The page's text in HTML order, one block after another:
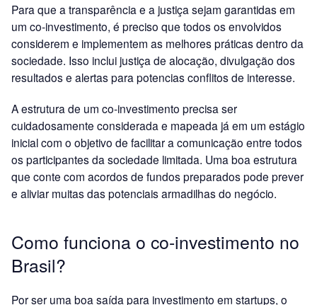
Para que a transparência e a justiça sejam garantidas em
um co-investimento, é preciso que todos os envolvidos
considerem e implementem as melhores práticas dentro da
sociedade. Isso inclui justiça de alocação, divulgação dos
resultados e alertas para potencias conflitos de interesse.
A estrutura de um co-investimento precisa ser
cuidadosamente considerada e mapeada já em um estágio
inicial com o objetivo de facilitar a comunicação entre todos
os participantes da sociedade limitada. Uma boa estrutura
que conte com acordos de fundos preparados pode prever
e aliviar muitas das potenciais armadilhas do negócio.
Como funciona o co-investimento no
Brasil?
Por ser uma boa saída para investimento em startups, o